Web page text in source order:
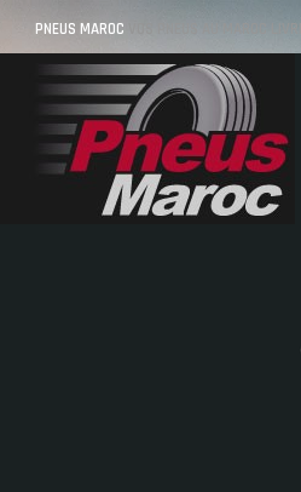
PNEUS MAROC VOS PNEUS AU MAROC